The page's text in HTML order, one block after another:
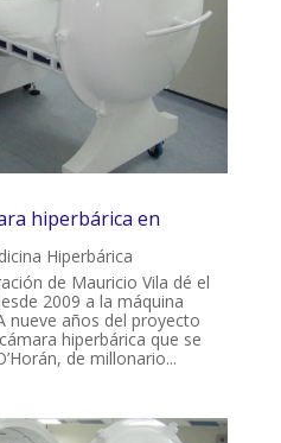
hiperbárica en
Hiperbárica
de Mauricio Vila dé el
2009 a la máquina
nueve años del proyecto
hiperbárica que se
de millonario...